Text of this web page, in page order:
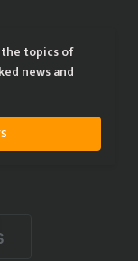
the topics of
news and